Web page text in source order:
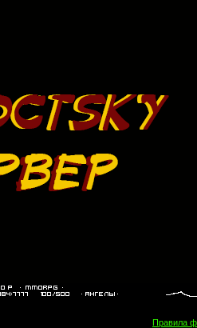
Правила